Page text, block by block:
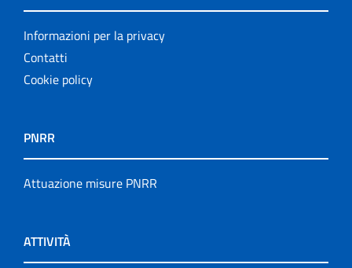
Informazioni per la privacy
Contatti
Cookie policy
PNRR
Attuazione misure PNRR
ATTIVITÀ